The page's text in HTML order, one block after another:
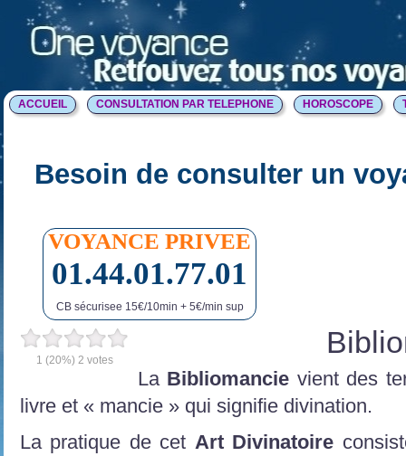
ACCUEIL CONSULTATION PAR TELEPHONE HOROSCOPE
Besoin de consulter un
VOYANCE PRIVEE
01.44.01.77.01
CB sécurisee 15€/10min + 5€/min sup
1 (20%) 2 votes
La Bibliomancie vient des
livre et « mancie » qui signifie divination.
La pratique de cet Art Divinatoire